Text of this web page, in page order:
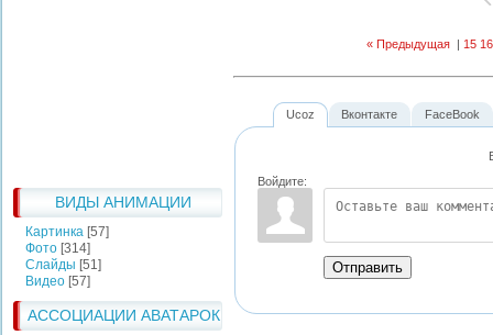
ВИДЫ АНИМАЦИИ
Картинка [57]
Фото [314]
Слайды [51]
Видео [57]
АССОЦИАЦИИ АВАТАРОК
« Предыдущая | 15 16
Ucoz
Войдите:
Отправить
Вконтакте FaceBook